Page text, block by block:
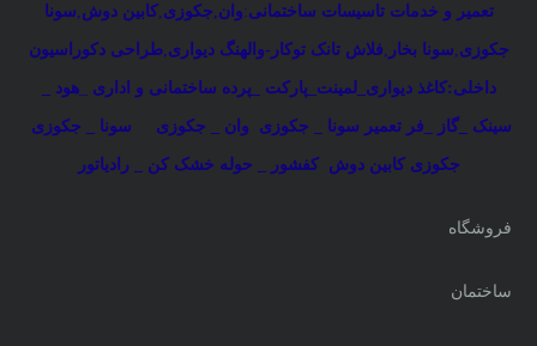
تعمیر و خدمات تاسیسات ساختمانی:وان جکوزی ,کابین دوش سونا
جکوزی سونا بخار فلاش تانک توکار-والهنگ دیواری ,طراحی دکوراسیون
داخلی:کاغذ دیواری_لمینت_پارکت _پرده ساختمانی و اداری _هود _
سینک _گاز _فر تعمیر سونا _ جکوزی وان _ جکوزی سونا _ جکوزی
جکوزی کابین دوش کفشور _ حوله خشک کن _ رادیاتور
فروشگاه
ساختمان